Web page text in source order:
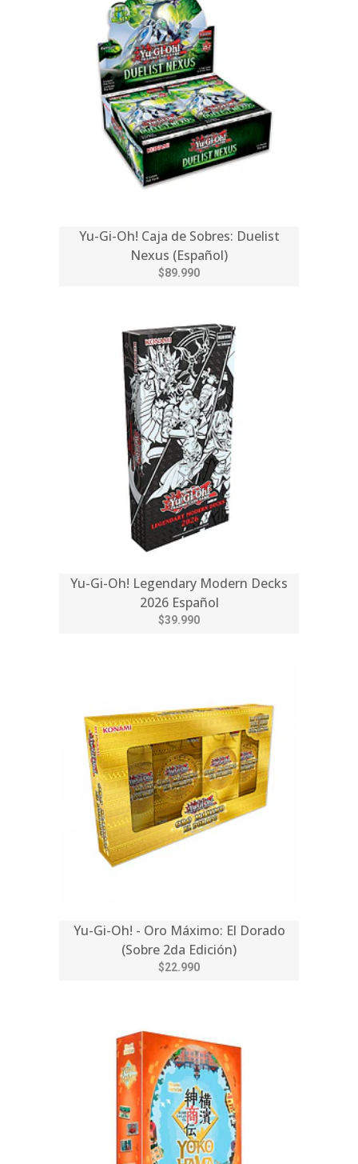
Yu-Gi-Oh! Caja de Sobres: Duelist
Nexus (Español)
$89.990
Yu-Gi-Oh! Legendary Modern Decks
2026 Español
$39.990
Yu-Gi-Oh! - Oro Máximo: El Dorado
(Sobre 2da Edición)
$22.990